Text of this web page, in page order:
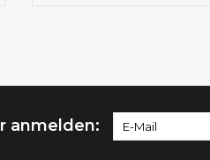
anmelden: